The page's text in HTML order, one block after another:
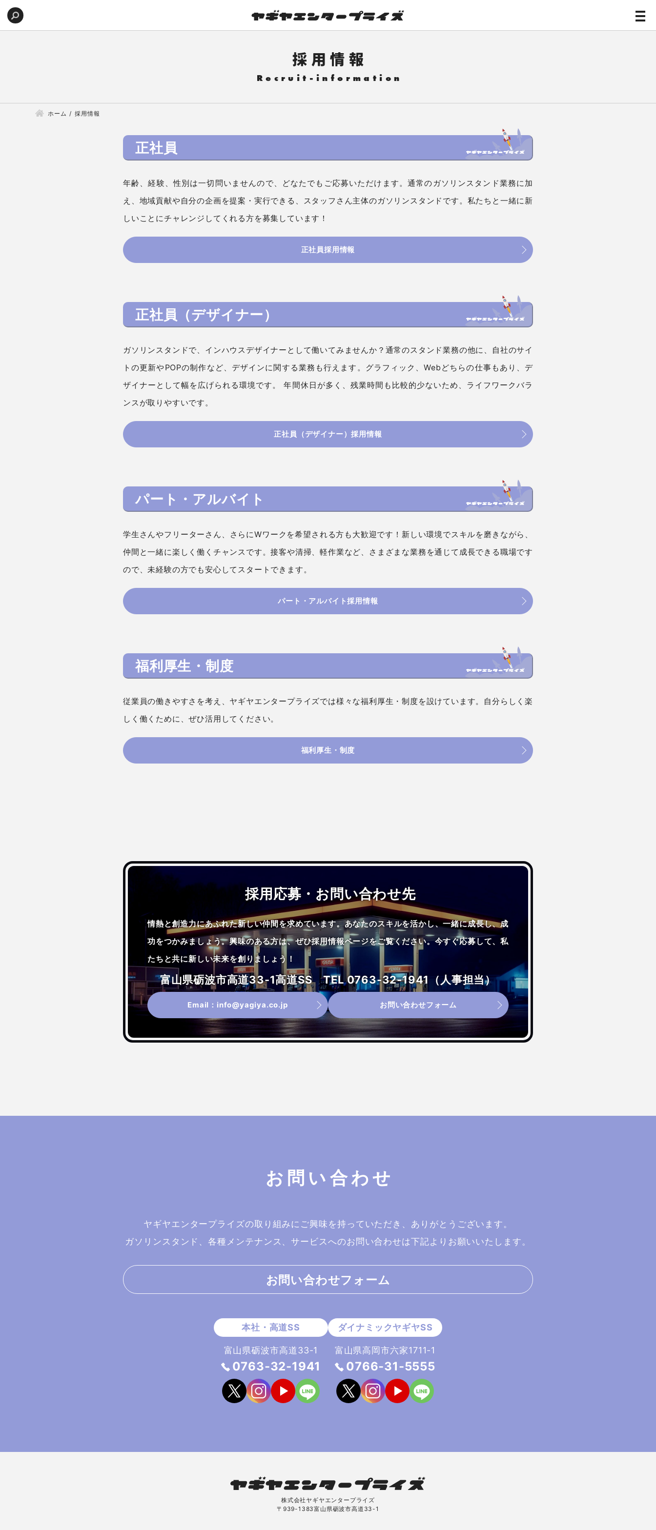
採用情報
ホーム 採用情報
正社員
年齢、経験、性別は一切問いませんので、どなたでもご応募いただけます。通常のガソリンスタンド業務に加
え、地域貢献や自分の企画を提案・実行できる、スタッフさん主体のガソリンスタンドです。私たちと一緒に新
しいことにチャレンジしてくれる方を募集しています！
正社員採用情報
正社員（デザイナー）
ガソリンスタンドで、インハウスデザイナーとして働いてみませんか？通常のスタンド業務の他に、自社のサイ
トの更新やPOPの制作など、デザインに関する業務も行えます。グラフィック、Webどちらの仕事もあり、デ
ザイナーとして幅を広げられる環境です。 年間休日が多く、残業時間も比較的少ないため、ライフワークバラ
ンスが取りやすいです。
正社員（デザイナー）採用情報
パート・アルバイト
学生さんやフリーターさん、さらにWワークを希望される方も大歓迎です！新しい環境でスキルを磨きながら、
仲間と一緒に楽しく働くチャンスです。接客や清掃、軽作業など、さまざまな業務を通じて成長できる職場です
ので、未経験の方でも安心してスタートできます。
パート・アルバイト採用情報
福利厚生・制度
従業員の働きやすさを考え、ヤギヤエンタープライズでは様々な福利厚生・制度を設けています。自分らしく楽
しく働くために、ぜひ活用してください。
福利厚生・制度
採用応募・お問い合わせ先
情熱と創造力にあふれた新しい仲間を求めています。あなたのスキルを活かし、一緒に成長し、成
功をつかみましょう。興味のある方は、ぜひ採用情報ページをご覧ください。今すぐ応募して、私
たちと共に新しい未来を創りましょう！
富山県砺波市高道33-1高道SS TEL 0763-32-1941（人事担当）
Email：info@yagiya.co.jp お問い合わせフォーム
お問い合わせ
ヤギヤエンタープライズの取り組みにご興味を持っていただき、ありがとうございます。
ガソリンスタンド、各種メンテナンス、サービスへのお問い合わせは下記よりお願いいたします。
お問い合わせフォーム
富山県砺波市高道33-1
0763-32-1941
富山県高岡市六家1711-1
0766-31-5555
株式会社ヤギヤエンタープライズ
〒939-1383富山県砺波市高道33-1